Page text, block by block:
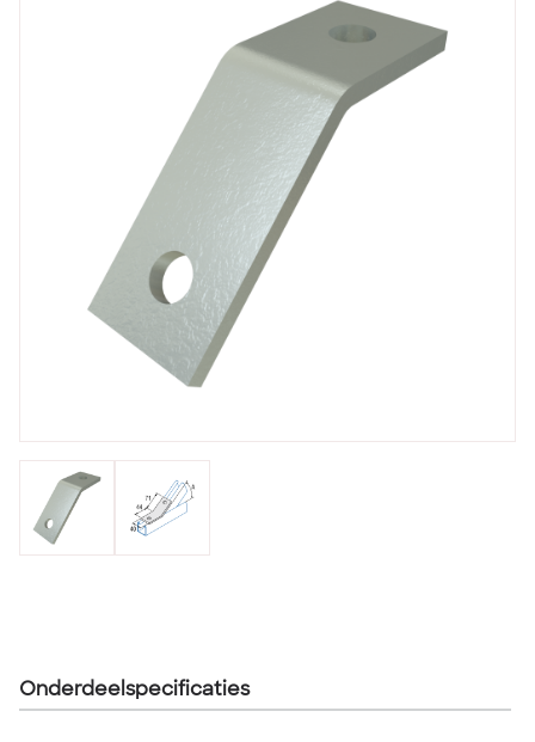
Onderdeelspecificaties